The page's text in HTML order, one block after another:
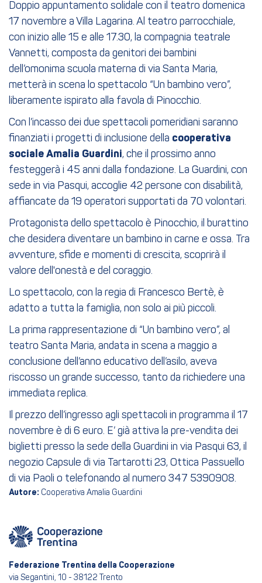
Doppio appuntamento solidale con il teatro domenica
17 novembre a Villa Lagarina. Al teatro parrocchiale,
con inizio alle 15 e alle 17.30, la compagnia teatrale
Vannetti, composta da genitori dei bambini
dell’omonima scuola materna di via Santa Maria,
metterà in scena lo spettacolo “Un bambino vero”,
liberamente ispirato alla favola di Pinocchio.
Con l’incasso dei due spettacoli pomeridiani saranno
finanziati i progetti di inclusione della cooperativa
sociale Amalia Guardini, che il prossimo anno
festeggerà i 45 anni dalla fondazione. La Guardini, con
sede in via Pasqui, accoglie 42 persone con disabilità,
affiancate da 19 operatori supportati da 70 volontari.
Protagonista dello spettacolo è Pinocchio, il burattino
che desidera diventare un bambino in carne e ossa. Tra
avventure, sfide e momenti di crescita, scoprirà il
valore dell'onestà e del coraggio.
Lo spettacolo, con la regia di Francesco Bertè, è
adatto a tutta la famiglia, non solo ai più piccoli.
La prima rappresentazione di “Un bambino vero”, al
teatro Santa Maria, andata in scena a maggio a
conclusione dell’anno educativo dell’asilo, aveva
riscosso un grande successo, tanto da richiedere una
immediata replica.
Il prezzo dell’ingresso agli spettacoli in programma il 17
novembre è di 6 euro. E’ già attiva la pre-vendita dei
biglietti presso la sede della Guardini in via Pasqui 63, il
negozio Capsule di via Tartarotti 23, Ottica Passuello
di via Paoli o telefonando al numero 347 5390908.
Autore: Cooperativa Amalia Guardini
Federazione Trentina della Cooperazione
via Segantini, 10 - 38122 Trento